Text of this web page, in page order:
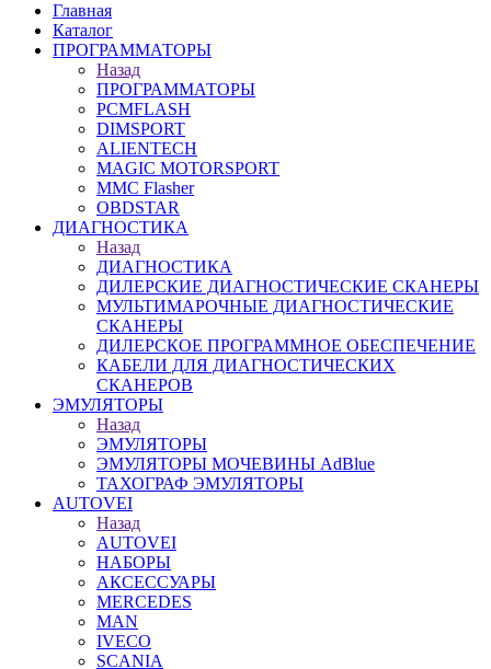
Главная
Каталог
ПРОГРАММАТОРЫ
Назад
ПРОГРАММАТОРЫ
PCMFLASH
DIMSPORT
ALIENTECH
MAGIC MOTORSPORT
MMC Flasher
OBDSTAR
ДИАГНОСТИКА
Назад
ДИАГНОСТИКА
ДИЛЕРСКИЕ ДИАГНОСТИЧЕСКИЕ СКАНЕРЫ
МУЛЬТИМАРОЧНЫЕ ДИАГНОСТИЧЕСКИЕ
СКАНЕРЫ
ДИЛЕРСКОЕ ПРОГРАММНОЕ ОБЕСПЕЧЕНИЕ
КАБЕЛИ ДЛЯ ДИАГНОСТИЧЕСКИХ
СКАНЕРОВ
ЭМУЛЯТОРЫ
Назад
ЭМУЛЯТОРЫ
ЭМУЛЯТОРЫ МОЧЕВИНЫ АdBlue
ТАХОГРАФ ЭМУЛЯТОРЫ
AUTOVEI
Назад
AUTOVEI
НАБОРЫ
АКСЕССУАРЫ
MERCEDES
MAN
IVECO
SCANIA